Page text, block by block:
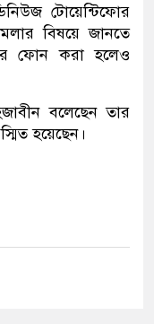
টোয়েন্টিফোর
বিষয়ে জানতে
ফোন করা হলেও
বলেছেন তার
হয়েছেন।